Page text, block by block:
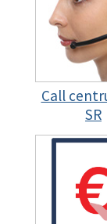
Call
SR